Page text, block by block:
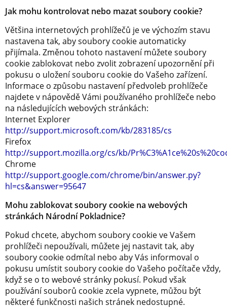
Jak mohu kontrolovat nebo mazat soubory cookie?
Většina internetových prohlížečů je ve výchozím stavu
nastavena tak, aby soubory cookie automaticky
přijímala. Změnou tohoto nastavení můžete soubory
cookie zablokovat nebo zvolit zobrazení upozornění při
pokusu o uložení souboru cookie do Vašeho zařízení.
Informace o způsobu nastavení předvoleb prohlížeče
najdete v nápovědě Vámi používaného prohlížeče nebo
na následujících webových stránkách:
Internet Explorer
http://support.microsoft.com/kb/283185/cs
Firefox
http://support.mozilla.org/cs/kb/
Chrome
http://support.google.com/chrome/bin/answer.py?
hl=cs&answer=95647
Mohu zablokovat soubory cookie na webových
stránkách Národní Pokladnice?
Pokud chcete, abychom soubory cookie ve Vašem
prohlížeči nepoužívali, můžete jej nastavit tak, aby
soubory cookie odmítal nebo aby Vás informoval o
pokusu umístit soubory cookie do Vašeho počítače vždy,
když se o to webové stránky pokusí. Pokud však
používání souborů cookie zcela vypnete, můžou být
některé funkčnosti našich stránek nedostupné.